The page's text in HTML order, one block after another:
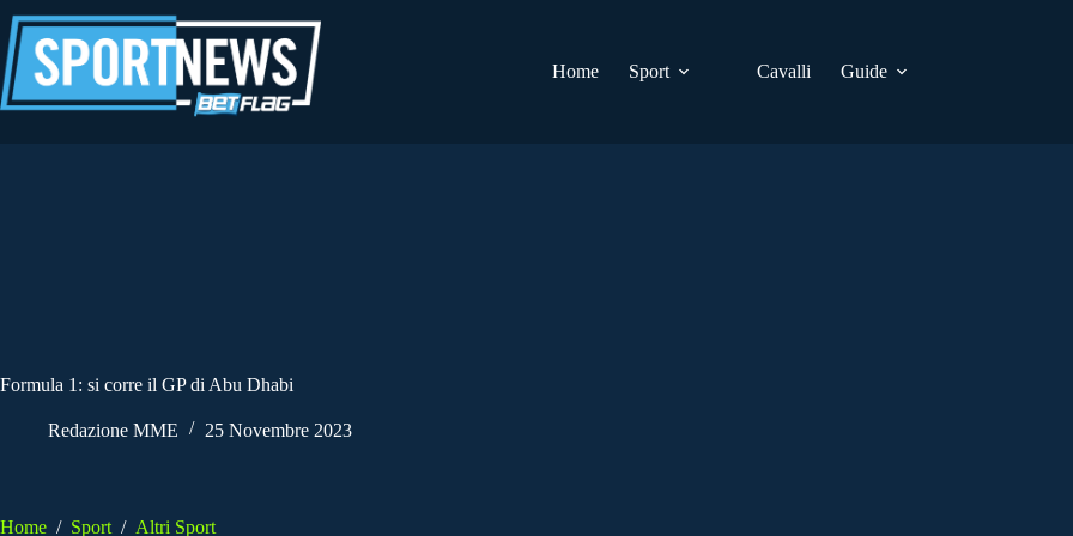
al
contenuto
Home
Sport Cavalli Guide
Formula 1: si corre il GP di Abu Dhabi
Redazione MME 25 Novembre 2023
Home / Sport / Altri Sport